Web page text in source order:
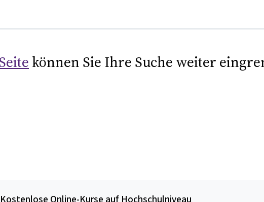
können Sie Ihre Suche weiter
Kostenlose Online-Kurse auf Hochschulniveau